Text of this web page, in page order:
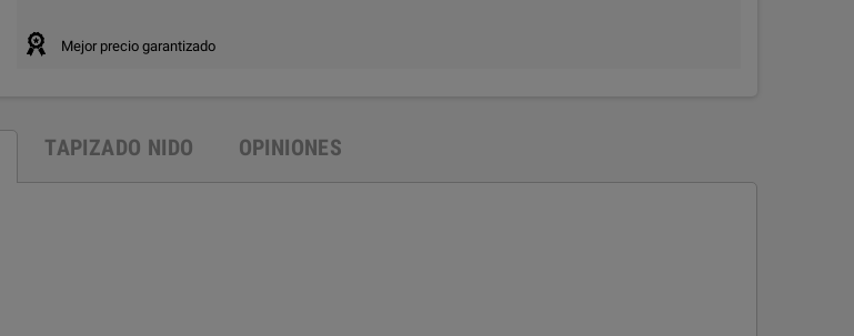
Mejor precio garantizado
TAPIZADO NIDO OPINIONES